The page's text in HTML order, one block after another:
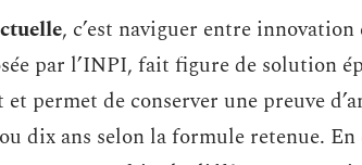
, c’est naviguer entre
par l’INPI, fait figure de solution
permet de conserver une preuve
dix ans selon la formule retenue.